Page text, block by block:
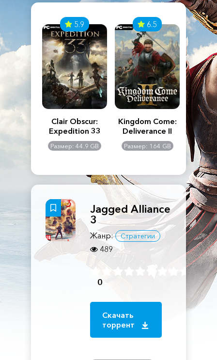
Creed
5.9
Clair Obscur:
Expedition 33
Размер: 44.9 GB
6.5
Kingdom Come:
Deliverance II
Размер: 164 GB
The
Jagged Alliance
3
Жанр: Стратегии
489
0
Скачать
торрент